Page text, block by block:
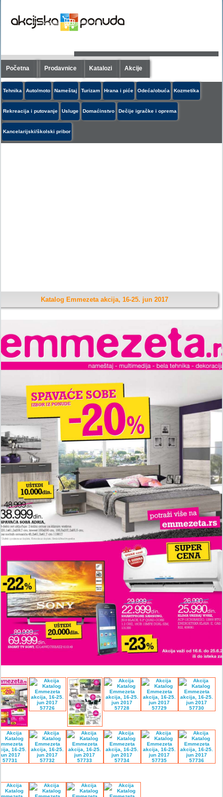
Početna Prodavnice Katalozi Akcije
Tehnika Auto/moto Nameštaj Turizam Hrana i piće Odeća/obuća Kozmetika
Rekreacija i putovanje Usluge Domaćinstvo Dečije igračke i oprema
Kancelarijski/školski pribor
Katalog Emmezeta akcija, 16-25. jun 2017